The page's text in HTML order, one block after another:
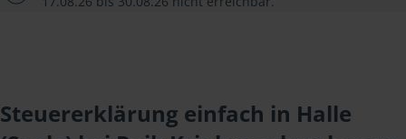
Steuererklärung einfach in Halle